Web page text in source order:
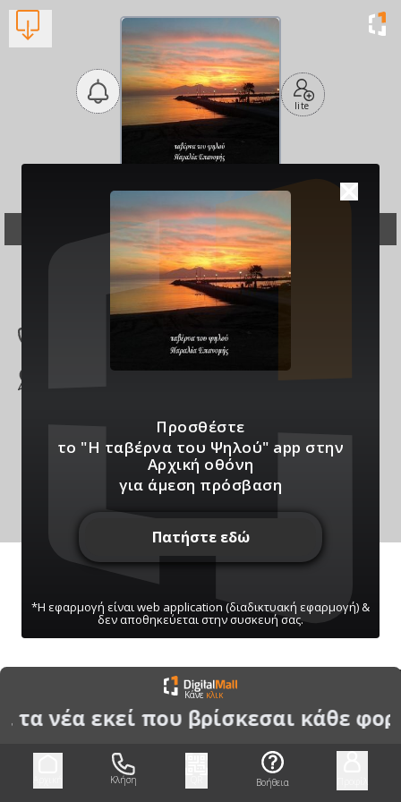
lite
Η ταβέρνα του Ψηλού
Εστιατόρια και Ταβέρνες
Βλέπουν τώρα:1
Παραλία Επανομής,
ΠΑΤΗΣΤΕ ΓΙΑ ΝΑ ΛΑΒΕΤΕ ΕΙΔΟΠΟΙΗΣΕΙΣ
Μπορείτε να κάνετε ανά πάσα στιγμή σίγαση/
ενεργοποίηση μέσω του κουμπιού
Κάνε κλικ
νέα εκεί που βρίσκεσαι κάθε
Κλήση Βοήθεια
Προσθέστε
το "Η ταβέρνα του Ψηλού" app στην
Αρχική οθόνη
για άμεση πρόσβαση
Πατήστε εδώ
*Η εφαρμογή είναι web application (διαδικτυακή εφαρμογή) &
δεν αποθηκεύεται στην συσκευή σας.